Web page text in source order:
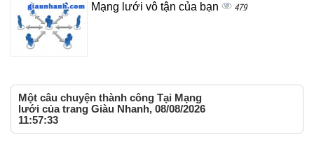
Mạng lưới vô tận của bạn 479
Một câu chuyện thành công Tại Mạng
lưới của trang Giàu Nhanh, 08/08/2026
11:57:33